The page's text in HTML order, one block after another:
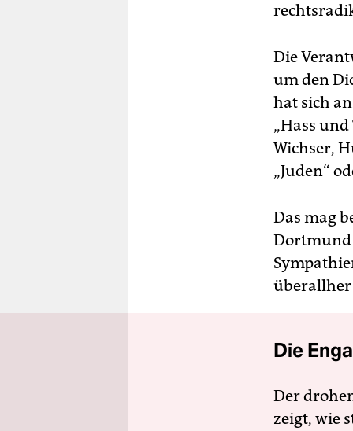
Die
um den
hat sich
„Hass
Wichser,
„Juden“
Das mag
Dortmund
Die
Der
zeigt, wie